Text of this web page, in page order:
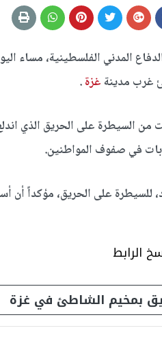
المدني الفلسطينية، مساء
غرب مدينةغزة.
من السيطرة على الحريق الذي
في صفوف المواطنين.
للسيطرة على الحريق، مؤكداً أن
الرابط
بمخيم الشاطئ في غزة